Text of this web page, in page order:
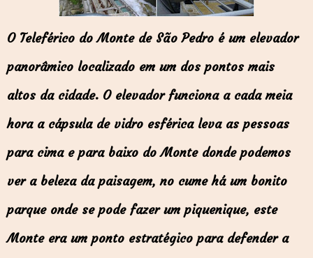
O Teleférico do Monte de São Pedro é um elevador
panorâmico localizado em um dos pontos mais
altos da cidade. O elevador funciona a cada meia
hora a cápsula de vidro esférica leva as pessoas
para cima e para baixo do Monte donde podemos
ver a beleza da paisagem, no cume há um bonito
parque onde se pode fazer um piquenique, este
Monte era um ponto estratégico para defender a